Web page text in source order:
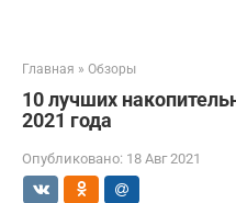
Главная » Обзоры
10 лучших
2021 года
Опубликовано: 18 Авг 2021